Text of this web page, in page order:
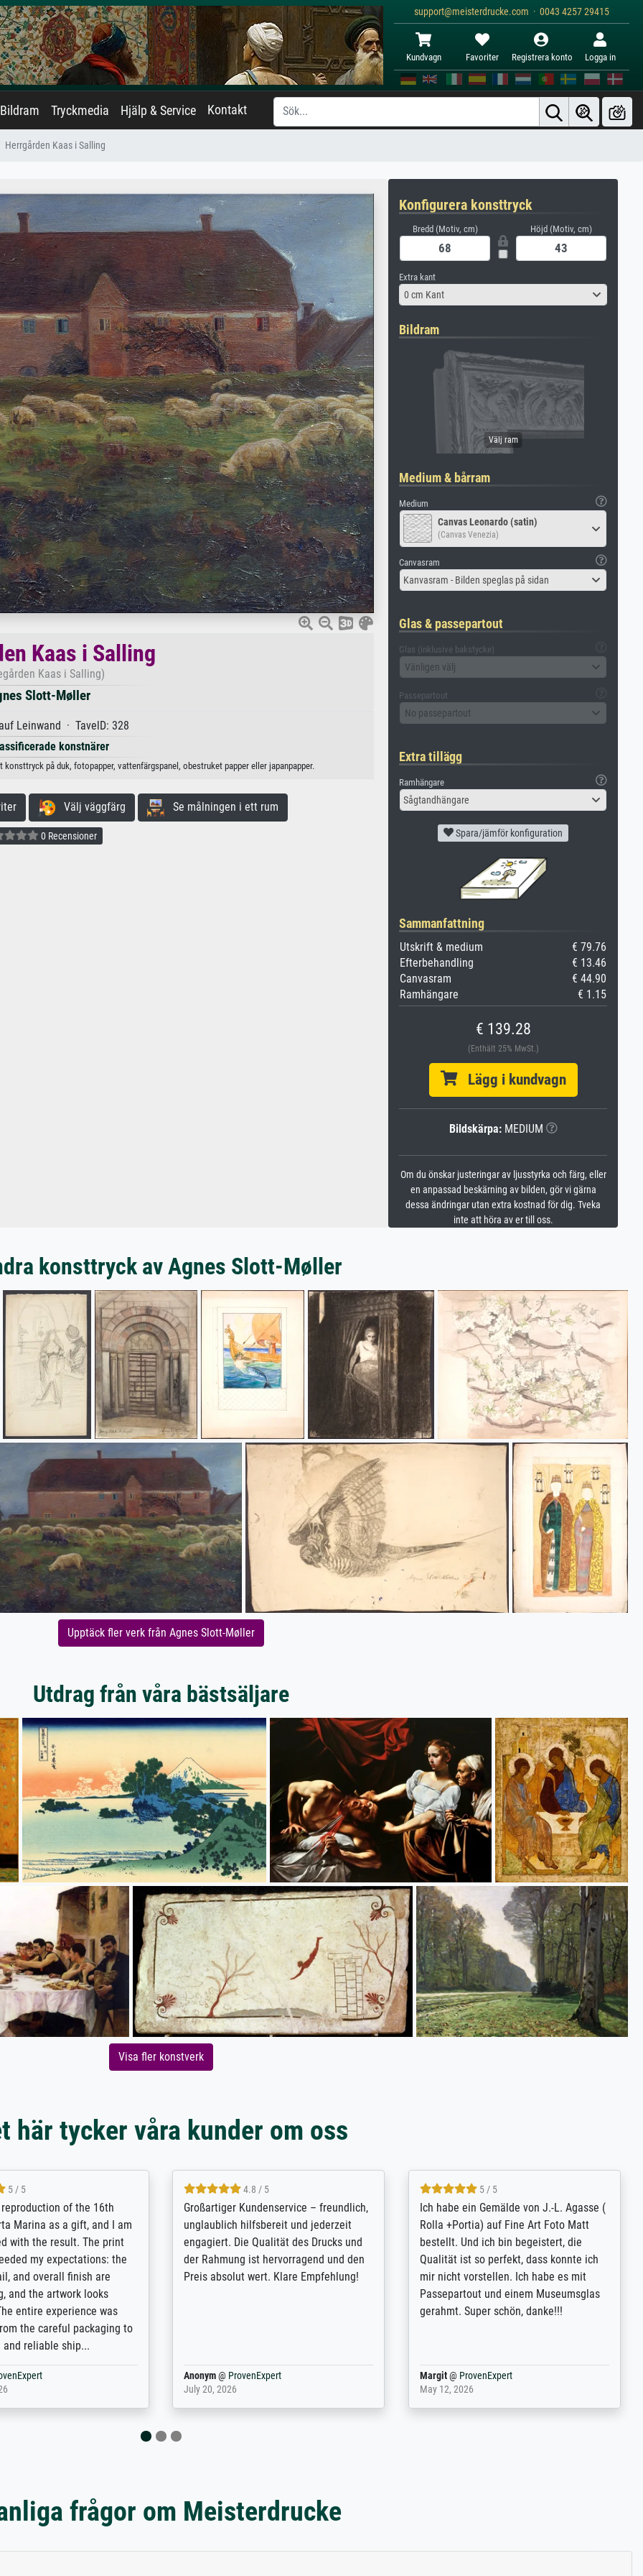
support@meisterdrucke.com · 0043 4257 29415
Kundvagn Favoriter Registrera konto Logga in
Bildram Tryckmedia Hjälp & Service Kontakt
Herrgården Kaas i Salling
Kaas i Salling
Kaas i Salling)
Slott-Møller
Leinwand · TavelD: 328
konstnärer
på duk, fotopapper, vattenfärgspanel, obestruket papper eller japanpapper.
Välj väggfärg Se målningen i ett rum
0 Recensioner
Konfigurera konsttryck
Bredd (Motiv, cm) Höjd (Motiv, cm)
Extra kant
0 cm Kant
Bildram
Medium & bårram
Medium
Canvas Leonardo (satin)
(Canvas Venezia)
Canvasram
Kanvasram - Bilden speglas på sidan
Glas & passepartout
Glas (inklusive bakstycke)
Vänligen välj
Passepartout
No passepartout
Extra tillägg
Ramhängare
Sågtandhängare
Spara/jämför konfiguration
Sammanfattning
Utskrift & medium
€ 79.76
Efterbehandling
€ 13.46
Canvasram
€ 44.90
Ramhängare
€ 1.15
€ 139.28
(Enthält 25% MwSt.)
Lägg i kundvagn
Bildskärpa:MEDIUM
Om du önskar justeringar av ljusstyrka och färg, eller
en anpassad beskärning av bilden, gör vi gärna
dessa ändringar utan extra kostnad för dig. Tveka
inte att höra av er till oss.
konsttryck av Agnes Slott-Møller
Upptäck fler verk från Agnes Slott-Møller
Utdrag från våra bästsäljare
Visa fler konstverk
här tycker våra kunder om oss
5 / 5
Meisterdrucke strives to
demands, and provides
on how to obtain the best
prints requested by the
has a vast
prints to choose from, and
service also with
which are not in that
recommended!
5 / 5
Outstanding quality and customer
support. - the quality of the printing is
excellent and difficult to distinguish
from the real thing; it will be my go-to
for high-quality art prints from now on -
Anonym@ ProvenExpert
January 12, 2026
4.8 / 5
Qualité absolument irréprochable.
Extraordinaire diversité des thèmes
abordés et personnalisation des
demandes (recadrage, réajustement des
couleurs). Relation clientèle parfaite.
Transport, réception sans aucun
problème. Merci à toute l'équipe ! Hervé
Anonym@ProvenExpert
March 31, 2025
frågor om Meisterdrucke